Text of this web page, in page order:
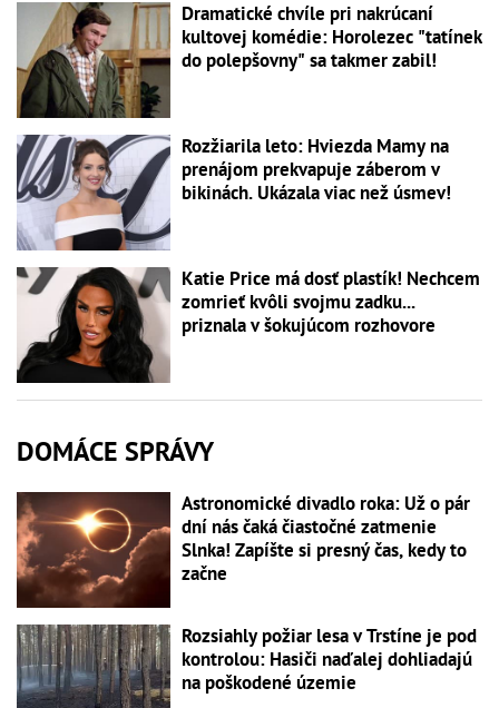
Dramatické chvíle pri nakrúcaní
kultovej komédie: Horolezec "tatínek
do polepšovny" sa takmer zabil!
Rozžiarila leto: Hviezda Mamy na
prenájom prekvapuje záberom v
bikinách. Ukázala viac než úsmev!
Katie Price má dosť plastík! Nechcem
zomrieť kvôli svojmu zadku...
priznala v šokujúcom rozhovore
DOMÁCE SPRÁVY
Astronomické divadlo roka: Už o pár
dní nás čaká čiastočné zatmenie
Slnka! Zapíšte si presný čas, kedy to
začne
Rozsiahly požiar lesa v Trstíne je pod
kontrolou: Hasiči naďalej dohliadajú
na poškodené územie